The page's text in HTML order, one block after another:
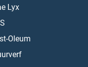
Lyx
Oleum